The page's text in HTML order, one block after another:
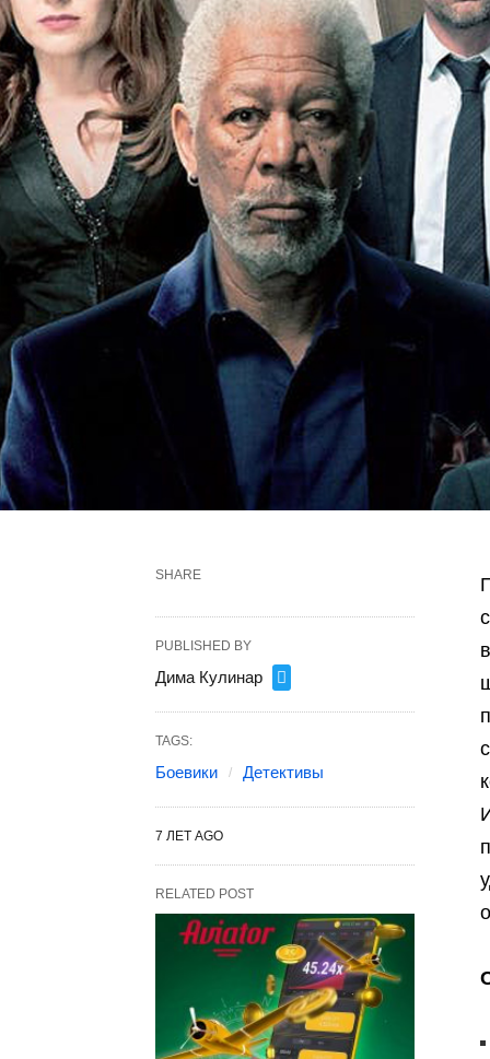
SHARE
PUBLISHED BY
Дима Кулинар
TAGS:
Боевики Детективы
7 ЛЕТ AGO
RELATED POST